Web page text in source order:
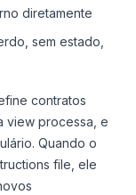
diretamente
sem estado,
contratos
a view processa, e
Quando o
file, ele